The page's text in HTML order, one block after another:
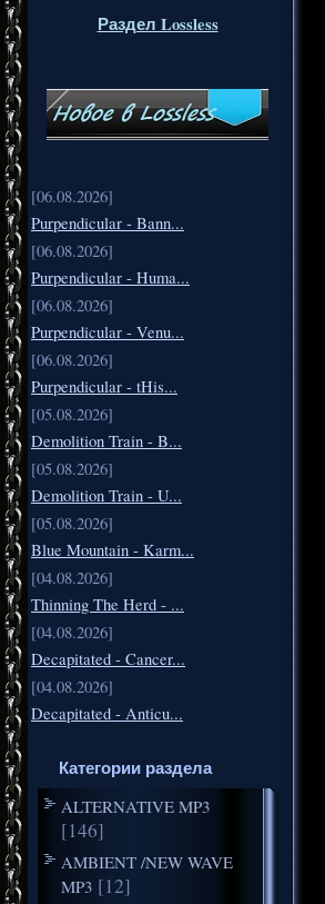
Раздел Lossless
[06.08.2026]
Purpendicular - Bann...
[06.08.2026]
Purpendicular - Huma...
[06.08.2026]
Purpendicular - Venu...
[06.08.2026]
Purpendicular - tHis...
[05.08.2026]
Demolition Train - B...
[05.08.2026]
Demolition Train - U...
[05.08.2026]
Blue Mountain - Karm...
[04.08.2026]
Thinning The Herd - ...
[04.08.2026]
Decapitated - Cancer...
[04.08.2026]
Decapitated - Anticu...
Категории раздела
ALTERNATIVE MP3
[146]
AMBIENT /NEW WAVE
MP3 [12]